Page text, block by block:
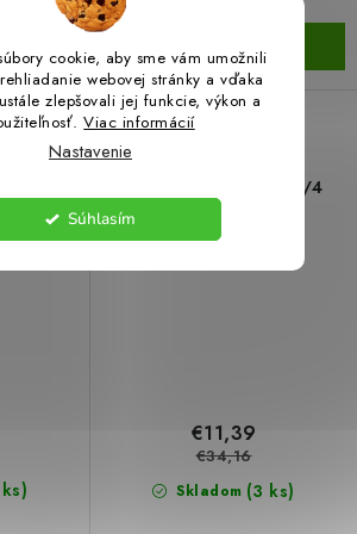
cookie, aby sme vám umožnili
webovej stránky a vďaka
zlepšovali jej funkcie, výkon a
Viac informácií
Nastavenie
Súhlasím
DO KOŠÍKA
-
pracovné nohavice 3/4
Skladom (3 ks)
€11,39
€34,16